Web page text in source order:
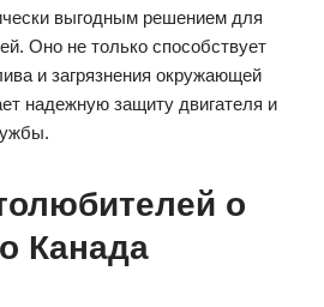
выгодным решением для
Оно не только способствует
и загрязнения окружающей
надежную защиту двигателя и
о
Канада